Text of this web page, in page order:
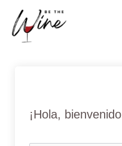
contenido
¡Hola,